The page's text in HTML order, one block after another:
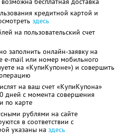
кредитной картой и
здесь
на пользовательский счет
заполнить онлайн-заявку на
e-mail или номер мобильного
на «КупиКупоне») и совершить
на ваш счет «КупиКупона»
дней с момента совершения
по карте
рублями на сайте
в соответствии с
указаны на здесь